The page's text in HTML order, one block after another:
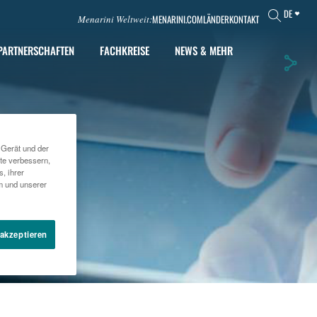
Menarini Weltweit:MENARINI.COMLÄNDERKONTAKT DE
FACHKREISE
NEWS & MEHR
und der
verbessern,
ihrer
und unserer